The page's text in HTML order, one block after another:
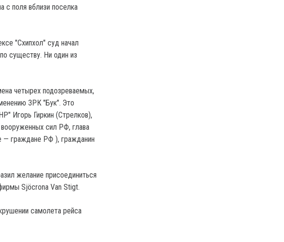
с поля вблизи поселка
"Схипхол" суд начал
существу. Ни один из
четырех подозреваемых,
ЗРК "Бук". Это
Игорь Гиркин (Стрелков),
сил РФ, глава
— граждане РФ ), гражданин
желание присоединиться
Sjöcrona Van Stigt.
самолета рейса